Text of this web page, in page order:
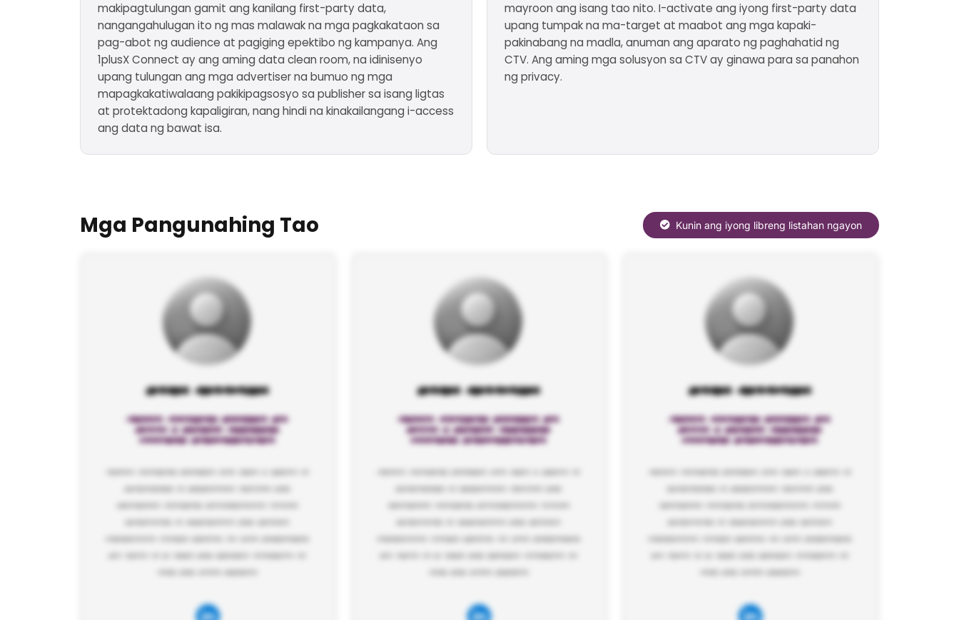
makipagtulungan gamit ang kanilang first-party data,
nangangahulugan ito ng mas malawak na mga pagkakataon sa
pag-abot ng audience at pagiging epektibo ng kampanya. Ang
1plusX Connect ay ang aming data clean room, na idinisenyo
upang tulungan ang mga advertiser na bumuo ng mga
mapagkakatiwalaang pakikipagsosyo sa publisher sa isang ligtas
at protektadong kapaligiran, nang hindi na kinakailangang i-access
ang data ng bawat isa.
mayroon ang isang tao nito. I-activate ang iyong first-party data
upang tumpak na ma-target at maabot ang mga kapaki-
pakinabang na madla, anuman ang aparato ng paghahatid ng
CTV. Ang aming mga solusyon sa CTV ay ginawa para sa panahon
ng privacy.
Mga Pangunahing Tao Kunin ang iyong libreng listahan ngayon